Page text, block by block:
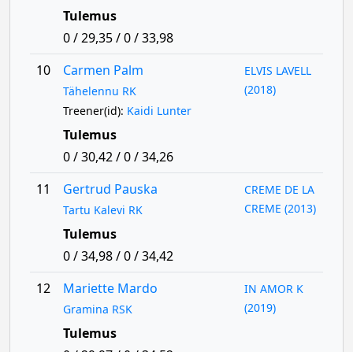
Tulemus
0 / 29,35 / 0 / 33,98
10
Carmen Palm
Tähelennu RK
Treener(id): Kaidi Lunter
ELVIS LAVELL
(2018)
Tulemus
0 / 30,42 / 0 / 34,26
11
Gertrud Pauska
Tartu Kalevi RK
CREME DE LA
CREME (2013)
Tulemus
0 / 34,98 / 0 / 34,42
12
Mariette Mardo
Gramina RSK
IN AMOR K
(2019)
Tulemus